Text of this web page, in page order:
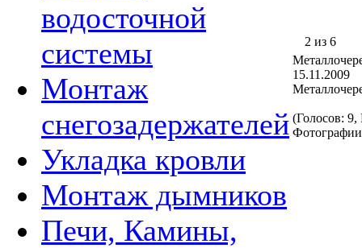
водосточной
системы
Монтаж
снегозадержателей
Укладка кровли
Монтаж дымников
Печи, Камины,
2 из 6
15.11.2009
(Голосов: 9,